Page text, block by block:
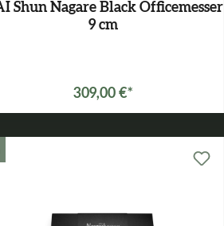
Shun Nagare Black Officemesser
9 cm
309,00 €*